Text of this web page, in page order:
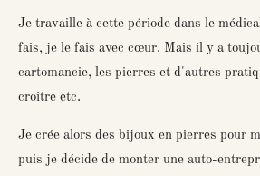
Je travaille à cette période dans le
fais, je le fais avec cœur. Mais il y a
cartomancie, les pierres et d'autres
croître etc.
Je crée alors des bijoux en pierres pour
puis je décide de monter une auto-